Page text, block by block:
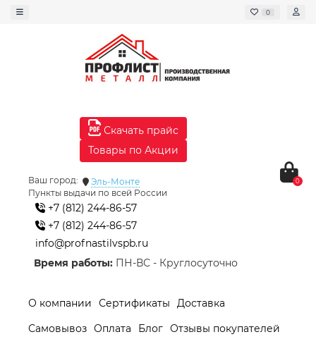
0
Скачать прайс
Товары по Акции
Ваш город:
Эль-Монте
Пункты выдачи по всей России
+7 (812) 244-86-57
+7 (812) 244-86-57
info@profnastilvspb.ru
Время работы: ПН-ВС - Круглосуточно
0
О компании Сертификаты
Доставка
Самовывоз Оплата Блог Отзывы покупателей